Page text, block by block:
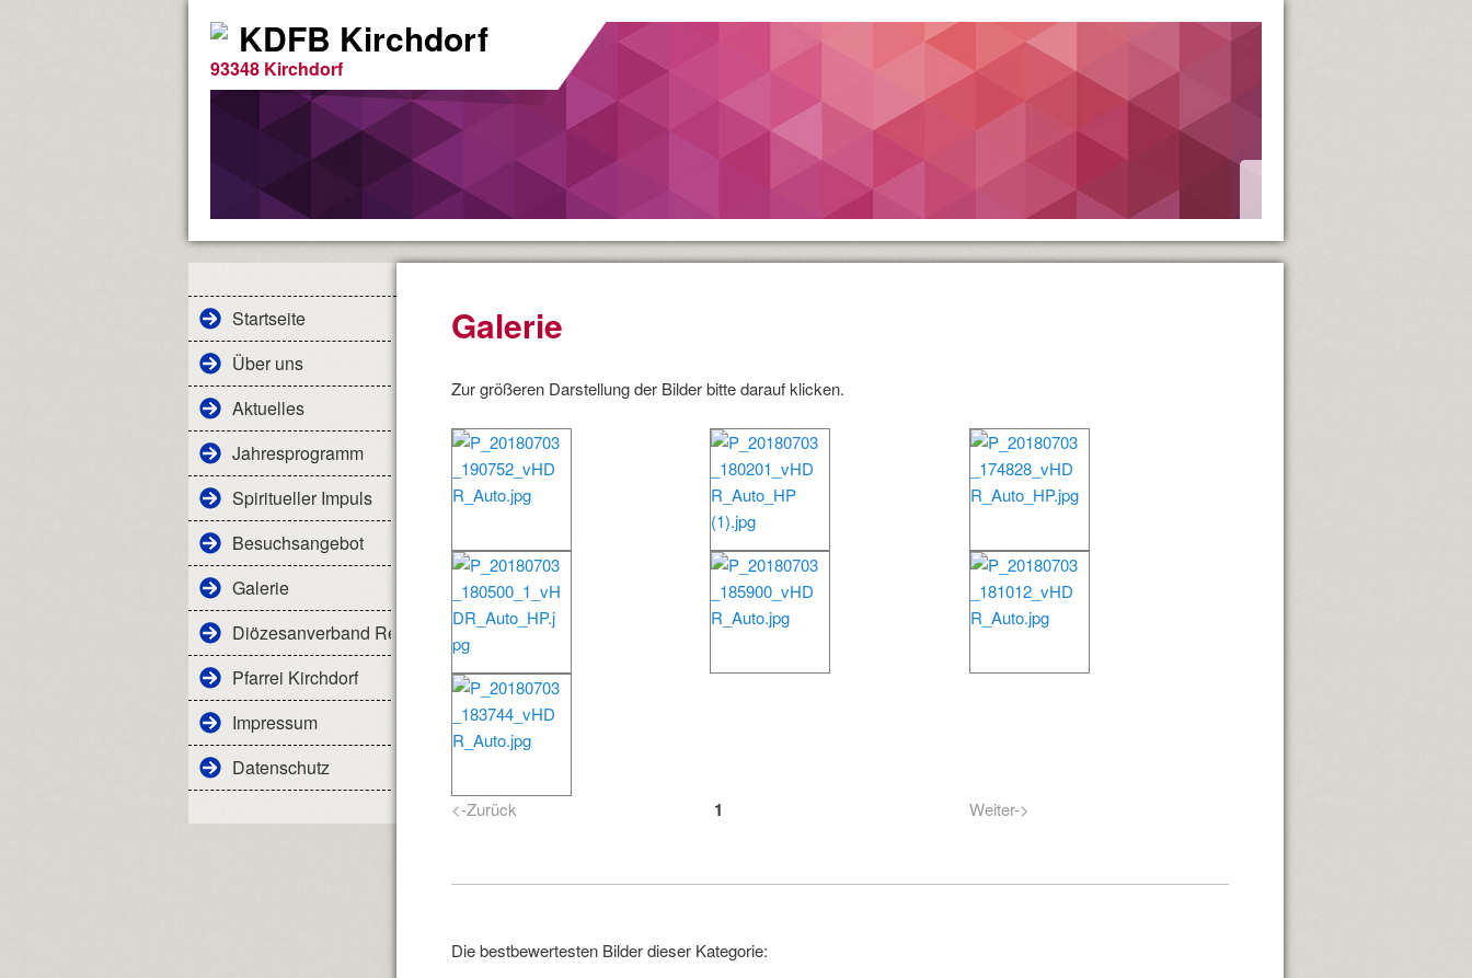
KDFB Kirchdorf
93348 Kirchdorf
Startseite
Über uns
Aktuelles
Jahresprogramm
Spiritueller Impuls
Besuchsangebot
Galerie
Diözesanverband Regensburg
Pfarrei Kirchdorf
Impressum
Datenschutz
Galerie
Zur größeren Darstellung der Bilder bitte darauf klicken.
<-Zurück 1 Weiter->
Die bestbewertesten Bilder dieser Kategorie: